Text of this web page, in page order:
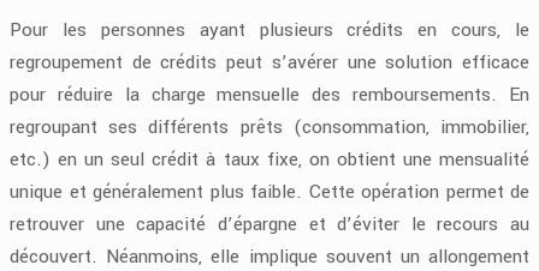
Pour les personnes ayant plusieurs crédits en cours, le
regroupement de crédits peut s’avérer une solution efficace
pour réduire la charge mensuelle des remboursements. En
regroupant ses différents prêts (consommation, immobilier,
etc.) en un seul crédit à taux fixe, on obtient une mensualité
unique et généralement plus faible. Cette opération permet de
retrouver une capacité d’épargne et d’éviter le recours au
découvert. Néanmoins, elle implique souvent un allongement